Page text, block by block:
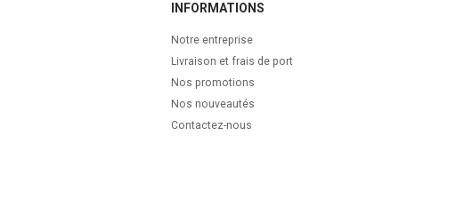
INFORMATIONS
Notre entreprise
Livraison et frais de port
Nos promotions
Nos nouveautés
Contactez-nous